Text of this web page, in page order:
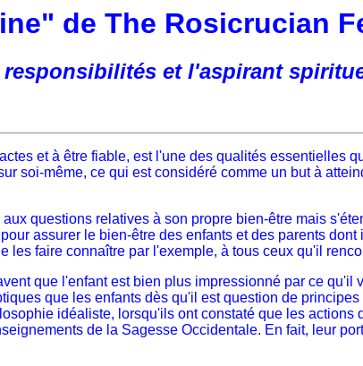
de The Rosicrucian
responsibilités et l'aspirant
et à être fiable, est l'une des qualités essentielles
soi-même, ce qui est considéré comme un but à
questions relatives à son propre bien-être mais
assurer le bien-être des enfants et des parents
faire connaître par l'exemple, à tous ceux qu'il
que l'enfant est bien plus impressionné par ce qu'il
que les enfants dès qu'il est question de
idéaliste, lorsqu'ils ont constaté que les
de la Sagesse Occidentale. En fait, leur